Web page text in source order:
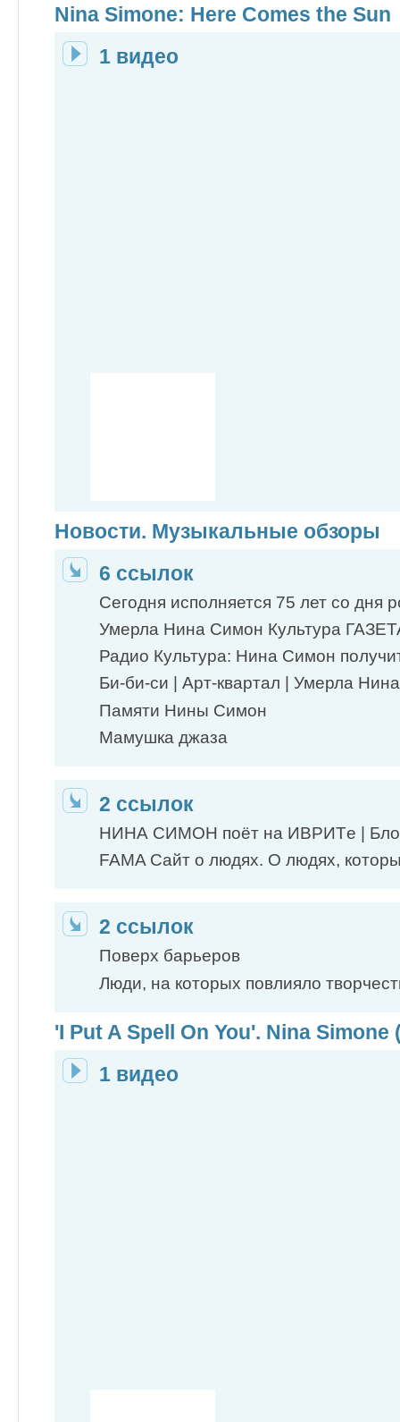
Nina Simone: Here Comes the Sun
1 видео
Новости. Музыкальные обзоры
6 ссылок
Сегодня исполняется 75 лет со дня
Умерла Нина Симон Культура
Радио Культура: Нина Симон
Би-би-си | Арт-квартал | Умерла
Памяти Нины Симон
Мамушка джаза
2 ссылок
НИНА СИМОН поёт на ИВРИТe |
FAMA Сайт о людях. О людях,
2 ссылок
Поверх барьеров
Люди, на которых повлияло
'I Put A Spell On You'. Nina Simone
1 видео